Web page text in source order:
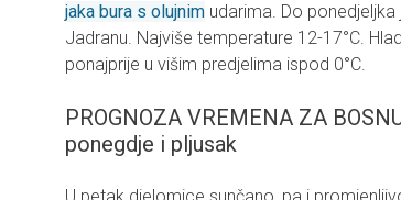
jaka bura s olujnim udarima. Do
Jadranu. Najviše temperature 12-17°C.
ponajprije u višim predjelima ispod 0°C.
PROGNOZA VREMENA ZA
ponegdje i pljusak